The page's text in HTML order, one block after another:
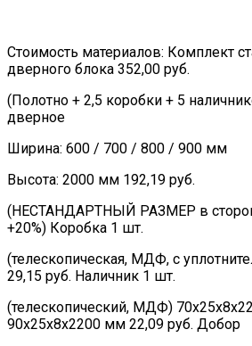
Стоимость материалов: Комплект
дверного блока 352,00 руб.
(Полотно + 2,5 коробки + 5
дверное
Ширина: 600 / 700 / 800 / 900 мм
Высота: 2000 мм 192,19 руб.
(НЕСТАНДАРТНЫЙ РАЗМЕР в
+20%) Коробка 1 шт.
(телескопическая, МДФ, с
29,15 руб. Наличник 1 шт.
(телескопический, МДФ)
90х25х8х2200 мм 22,09 руб. Добор